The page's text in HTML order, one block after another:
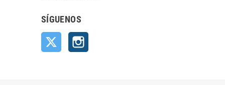
SÍGUENOS
Twitter